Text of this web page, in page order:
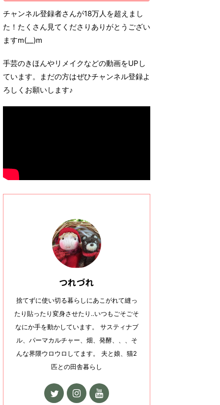
チャンネル登録者さんが18万人を超えまし
た！たくさん見てくださりありがとうござい
ますm(__)m
手芸のきほんやリメイクなどの動画をUPし
ています。まだの方はぜひチャンネル登録よ
ろしくお願いします♪
つれづれ
捨てずに使い切る暮らしにあこがれて縫っ
たり貼ったり変身させたり‥いつもごそごそ
なにか手を動かしています。 サスティナブ
ル、パーマカルチャー、畑、発酵、、、そ
んな界隈ウロウロしてます。 夫と娘、猫2
匹との田舎暮らし